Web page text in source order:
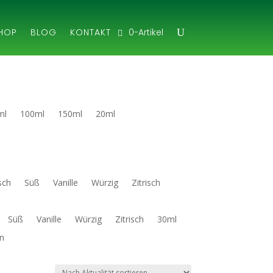
BLOG KONTAKT 0-Artikel
100ml 150ml 20ml
Süß Vanille Würzig Zitrisch
Süß Vanille Würzig Zitrisch
30ml